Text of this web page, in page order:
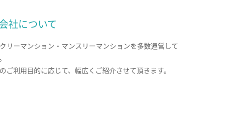
社について
リーマンション・マンスリーマンションを多数運営して
ご利用目的に応じて、幅広くご紹介させて頂きます。